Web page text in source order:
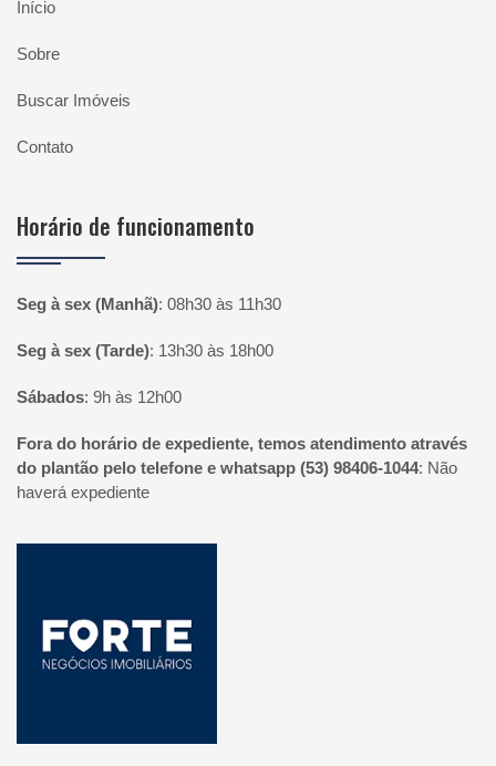
Início
Sobre
Buscar Imóveis
Contato
Horário de funcionamento
Seg à sex (Manhã): 08h30 às 11h30
Seg à sex (Tarde): 13h30 às 18h00
Sábados: 9h às 12h00
Fora do horário de expediente, temos atendimento através
do plantão pelo telefone e whatsapp (53) 98406-1044: Não
haverá expediente